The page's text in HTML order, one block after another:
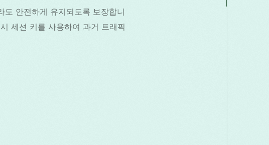
안전하게 유지되도록 보장합니
세션 키를 사용하여 과거 트래픽